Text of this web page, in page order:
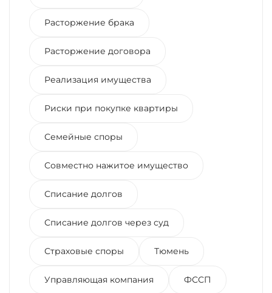
Расторжение брака
Расторжение договора
Реализация имущества
Риски при покупке квартиры
Семейные споры
Совместно нажитое имущество
Списание долгов
Списание долгов через суд
Страховые споры Тюмень
Управляющая компания ФССП